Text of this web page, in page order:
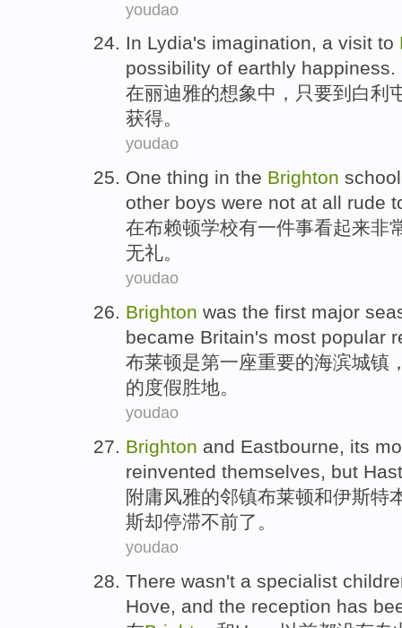
youdao
In Lydia's imagination, a visit to
possibility of earthly happiness.
在丽迪雅的想象中 ，只要到 白利
获得。
youdao
One thing in the Brighton school
other boys were not at all rude
在布赖顿学校有一件事看起来非
无礼。
youdao
Brighton was the first major
became Britain's most popular
布莱顿是第一座重要的海滨城镇
的度假胜地。
youdao
Brighton and Eastbourne, its
reinvented themselves, but
附庸风雅的邻镇布莱顿和伊斯特
斯却停滞不前了 。
youdao
There wasn't a specialist
Hove
and the reception has